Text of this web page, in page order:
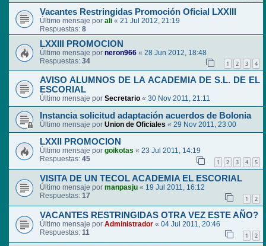
Vacantes Restringidas Promoción Oficial LXXIII
Último mensaje por ali « 21 Jul 2012, 21:19
Respuestas: 8
LXXIII PROMOCION
Último mensaje por neron966 « 28 Jun 2012, 18:48
Respuestas: 34 1 2 3 4
AVISO ALUMNOS DE LA ACADEMIA DE S.L. DE EL
ESCORIAL
Último mensaje por Secretario « 30 Nov 2011, 21:11
Instancia solicitud adaptación acuerdos de Bolonia
Último mensaje por Union de Oficiales « 29 Nov 2011, 23:00
LXXII PROMOCION
Último mensaje por goikotas « 23 Jul 2011, 14:19
Respuestas: 45 1 2 3 4 5
VISITA DE UN TECOL ACADEMIA EL ESCORIAL
Último mensaje por manpasju « 19 Jul 2011, 16:12
Respuestas: 17 1 2
VACANTES RESTRINGIDAS OTRA VEZ ESTE AÑO?
Último mensaje por Administrador « 04 Jul 2011, 20:46
Respuestas: 11 1 2